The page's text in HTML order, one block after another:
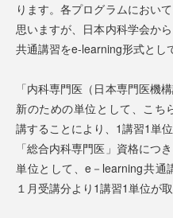
ります。各プログラムにおい
思いますが、日本内科学会か
共通講習をe-learning形式とし
「内科専門医（日本専門医機
新のための単位として、こち
講することにより、1講習1単
「総合内科専門医」資格につ
単位として、e－learning共
１月受講分より1講習1単位が